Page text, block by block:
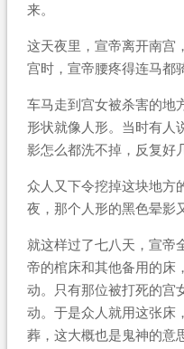
来。
这天夜里，宣帝离开南宫
宫时，宣帝腰疼得连马都
车马走到宫女被杀害的地
形状就像人形。当时有人
影怎么都洗不掉，反复好
众人又下令挖掉这块地方
夜，那个人形的黑色晕影
就这样过了七八天，宣帝
帝的棺床和其他备用的床
动。只有那位被打死的宫
动。于是众人就用这张床
葬，这大概也是鬼神的意